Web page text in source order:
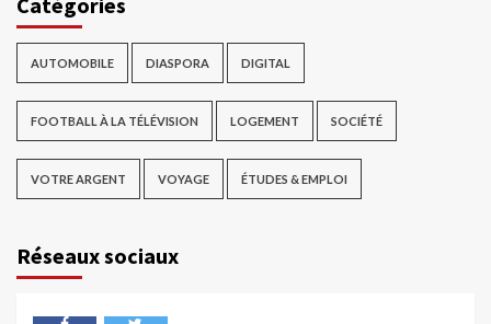
AUTOMOBILE DIASPORA DIGITAL
FOOTBALL À LA TÉLÉVISION LOGEMENT SOCIÉTÉ
VOTRE ARGENT VOYAGE ÉTUDES & EMPLOI
Réseaux sociaux